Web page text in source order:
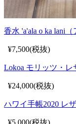
香水 'a'ala o ka lani
¥7,500(税抜)
Lokoa モリッツ・レ
¥24,000(税抜)
ハワイ手帳2020 レ